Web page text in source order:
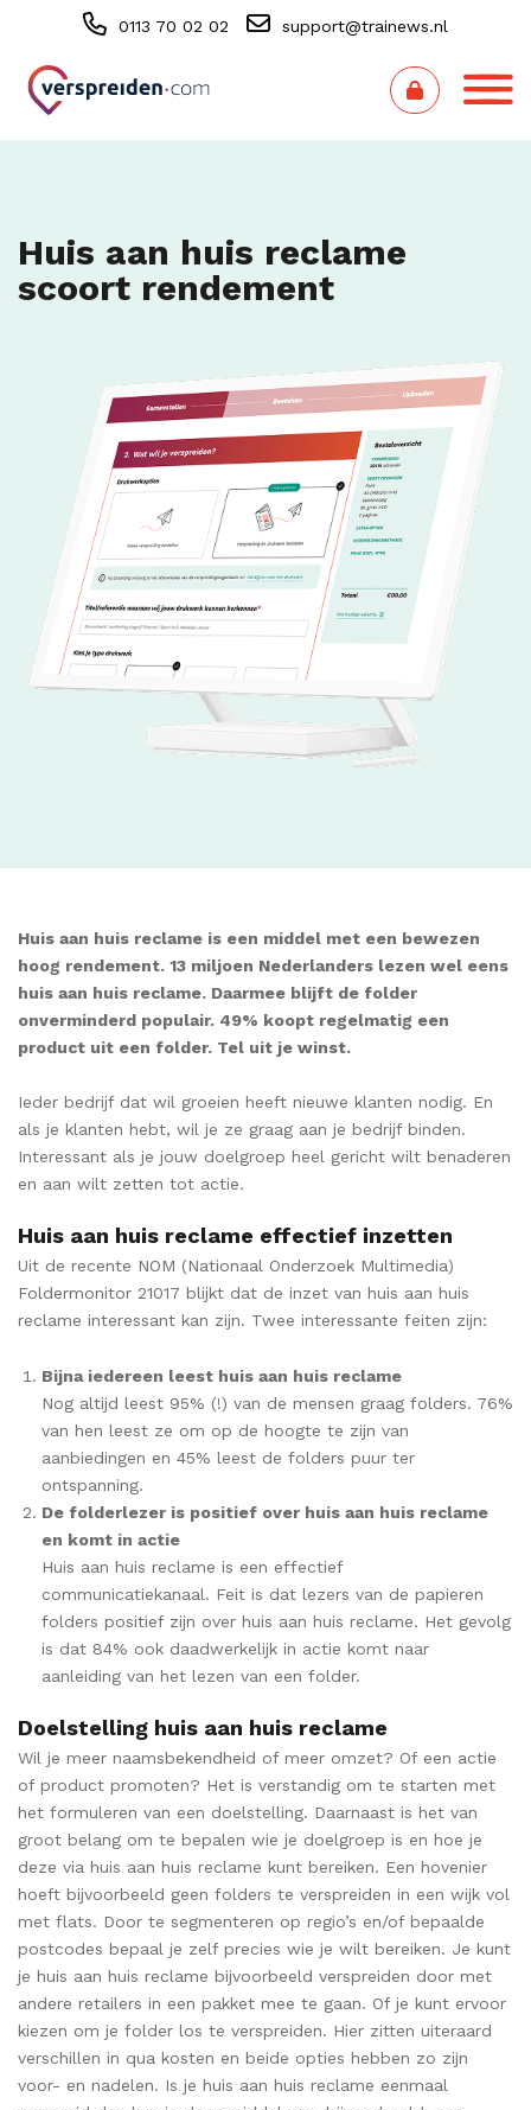
0113 70 02 02 support@trainews.nl
Huis aan huis reclame
scoort rendement
Huis aan huis reclame is een middel met een bewezen
hoog rendement. 13 miljoen Nederlanders lezen wel eens
huis aan huis reclame. Daarmee blijft de folder
onverminderd populair. 49% koopt regelmatig een
product uit een folder. Tel uit je winst.
Ieder bedrijf dat wil groeien heeft nieuwe klanten nodig. En
als je klanten hebt, wil je ze graag aan je bedrijf binden.
Interessant als je jouw doelgroep heel gericht wilt benaderen
en aan wilt zetten tot actie.
Huis aan huis reclame effectief inzetten
Uit de recente NOM (Nationaal Onderzoek Multimedia)
Foldermonitor 21017 blijkt dat de inzet van huis aan huis
reclame interessant kan zijn. Twee interessante feiten zijn:
Bijna iedereen leest huis aan huis reclame
Nog altijd leest 95% (!) van de mensen graag folders. 76%
van hen leest ze om op de hoogte te zijn van
aanbiedingen en 45% leest de folders puur ter
ontspanning.
De folderlezer is positief over huis aan huis reclame
en komt in actie
Huis aan huis reclame is een effectief
communicatiekanaal. Feit is dat lezers van de papieren
folders positief zijn over huis aan huis reclame. Het gevolg
is dat 84% ook daadwerkelijk in actie komt naar
aanleiding van het lezen van een folder.
Doelstelling huis aan huis reclame
Wil je meer naamsbekendheid of meer omzet? Of een actie
of product promoten? Het is verstandig om te starten met
het formuleren van een doelstelling. Daarnaast is het van
groot belang om te bepalen wie je doelgroep is en hoe je
deze via huis aan huis reclame kunt bereiken. Een hovenier
hoeft bijvoorbeeld geen folders te verspreiden in een wijk vol
met flats. Door te segmenteren op regio’s en/of bepaalde
postcodes bepaal je zelf precies wie je wilt bereiken. Je kunt
je huis aan huis reclame bijvoorbeeld verspreiden door met
andere retailers in een pakket mee te gaan. Of je kunt ervoor
kiezen om je folder los te verspreiden. Hier zitten uiteraard
verschillen in qua kosten en beide opties hebben zo zijn
voor- en nadelen. Is je huis aan huis reclame eenmaal